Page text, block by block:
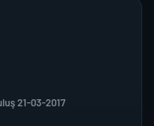
21-03-2017